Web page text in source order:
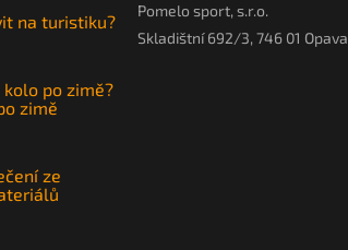
na turistiku?
kolo po zimě?
zimě
ze
Pomelo sport, s.r.o.
Skladištní 692/3, 746 01 Opava